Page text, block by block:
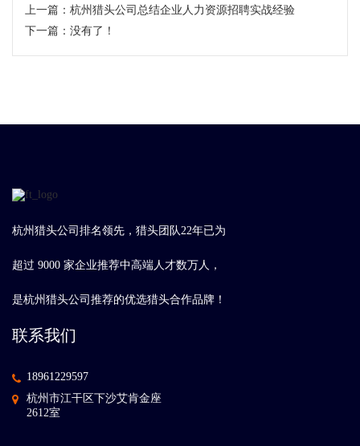
上一篇： ​杭州猎头公司总结企业人力资源招聘实战经验
下一篇：没有了！
杭州猎头公司排名领先，猎头团队22年已为
超过 9000 家企业推荐中高端人才数万人，
是杭州猎头公司推荐的优选猎头合作品牌！
联系我们
18961229597
杭州市江干区下沙艾肯金座
2612室